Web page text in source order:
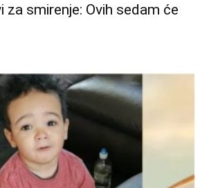
za smirenje: Ovih sedam će